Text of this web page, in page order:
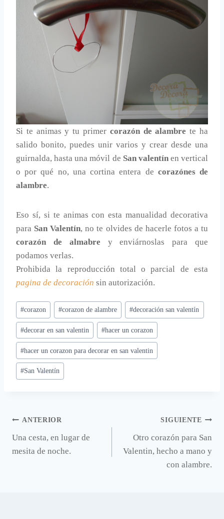
Si te animas y tu primer corazón de alambre te ha
salido bonito, puedes unir varios y crear desde una
guirnalda, hasta una móvil de San valentínen vertical
o por qué no, una cortina entera de corazónes de
alambre.
Eso sí, si te animas con esta manualidad decorativa
para San Valentín, no te olvides de hacerle fotos a tu
corazón de almabre y enviárnoslas para que
podamos verlas.
Prohibida la reproducción total o parcial de esta
pagina de decoración sin autorización.
Etiquetas
de
la
entrada:
#corazon #corazon de alambre #decoración san valentín
#decorar en san valentin #hacer un corazon
#hacer un corazon para decorar en san valentin
#San Valentín
Navegación
de
ANTERIOR
Una cesta, en lugar de
mesita de noche.
SIGUIENTE
Otro corazón para San
Valentin, hecho a mano y
con alambre.